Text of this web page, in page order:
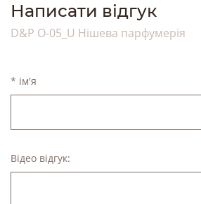
Написати відгук
D&P O-05_U Нішева парфумерія
* ім'я
Відео відгук: